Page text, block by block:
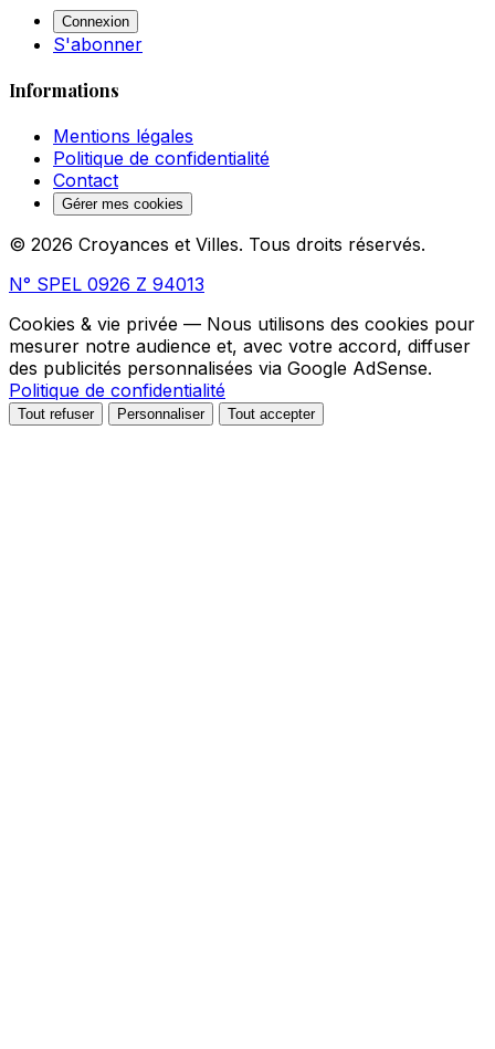
Connexion
S'abonner
Informations
Mentions légales
Politique de confidentialité
Contact
Gérer mes cookies
© 2026 Croyances et Villes. Tous droits réservés.
N° SPEL 0926 Z 94013
Cookies & vie privée — Nous utilisons des cookies pour
mesurer notre audience et, avec votre accord, diffuser
des publicités personnalisées via Google AdSense.
Politique de confidentialité
Tout refuser Personnaliser Tout accepter